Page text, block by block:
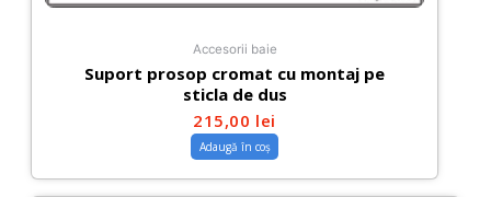
Accesorii baie
Suport prosop cromat cu montaj pe
sticla de dus
215,00 lei
Adaugă în coș